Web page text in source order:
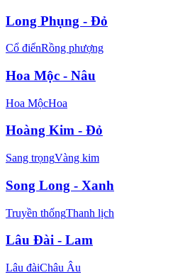
Long Phụng - Đỏ
Cổ điểnRồng phượng
Hoa Mộc - Nâu
Hoa MộcHoa
Hoàng Kim - Đỏ
Sang trọngVàng kim
Song Long - Xanh
Truyền thốngThanh lịch
Lâu Đài - Lam
Lâu đàiChâu Âu